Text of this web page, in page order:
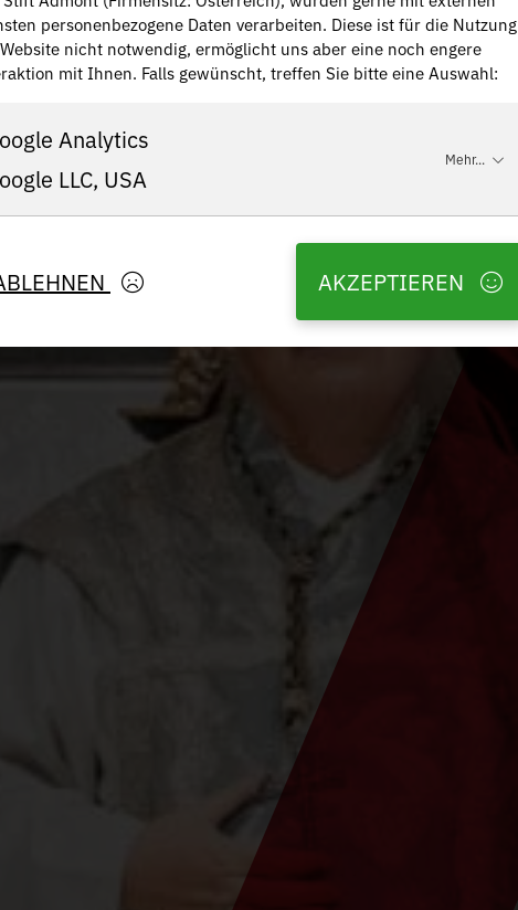
personenbezogene Daten verarbeiten. Diese ist für die Nutzung
nicht notwendig, ermöglicht uns aber eine noch engere
mit Ihnen. Falls gewünscht, treffen Sie bitte eine Auswahl:
Analytics
LLC, USA
Mehr...
AKZEPTIEREN